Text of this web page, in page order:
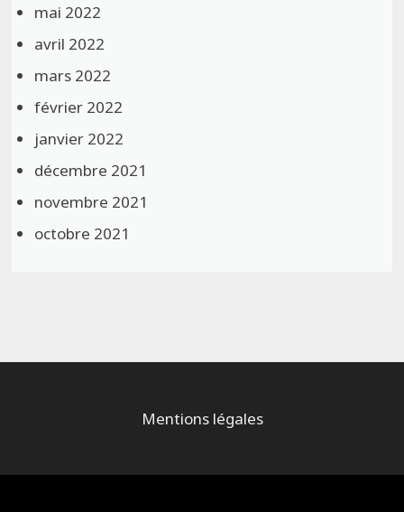
mai 2022
avril 2022
mars 2022
février 2022
janvier 2022
décembre 2021
novembre 2021
octobre 2021
Mentions légales